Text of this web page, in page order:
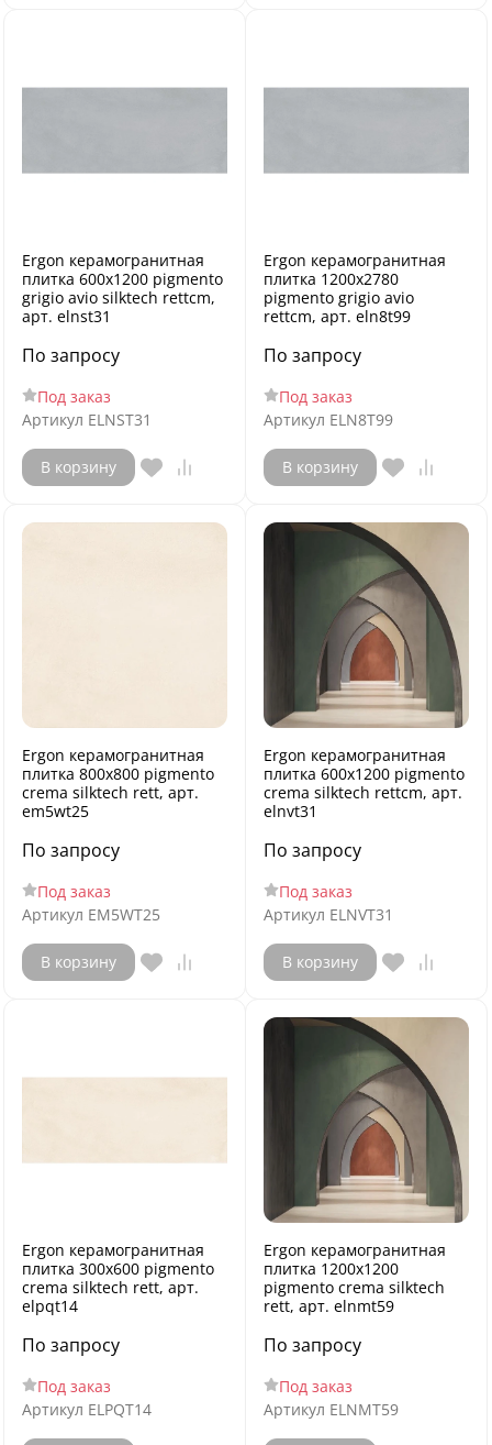
Ergon керамогранитная
плитка 600x1200 pigmento
grigio avio silktech rettcm,
арт. elnst31
По запросу
Под заказ
Артикул ELNST31
В корзину
Ergon керамогранитная
плитка 1200x2780
pigmento grigio avio
rettcm, арт. eln8t99
По запросу
Под заказ
Артикул ELN8T99
В корзину
Ergon керамогранитная
плитка 800x800 pigmento
crema silktech rett, арт.
em5wt25
По запросу
Под заказ
Артикул EM5WT25
В корзину
Ergon керамогранитная
плитка 600x1200 pigmento
crema silktech rettcm, арт.
elnvt31
По запросу
Под заказ
Артикул ELNVT31
В корзину
Ergon керамогранитная
плитка 300x600 pigmento
crema silktech rett, арт.
elpqt14
По запросу
Под заказ
Артикул ELPQT14
Ergon керамогранитная
плитка 1200x1200
pigmento crema silktech
rett, арт. elnmt59
По запросу
Под заказ
Артикул ELNMT59